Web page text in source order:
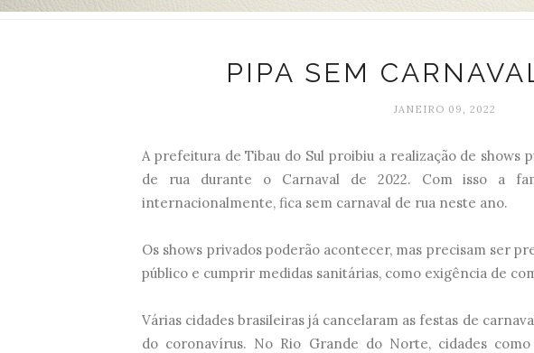
PIPA SEM
JANEIRO 09, 2022
A prefeitura de Tibau do Sul proibiu a realização de shows
de rua durante o Carnaval de 2022. Com isso a
internacionalmente, fica sem carnaval de rua neste ano.
Os shows privados poderão acontecer, mas precisam ser
público e cumprir medidas sanitárias, como exigência de
Várias cidades brasileiras já cancelaram as festas de
do coronavírus. No Rio Grande do Norte, cidades como